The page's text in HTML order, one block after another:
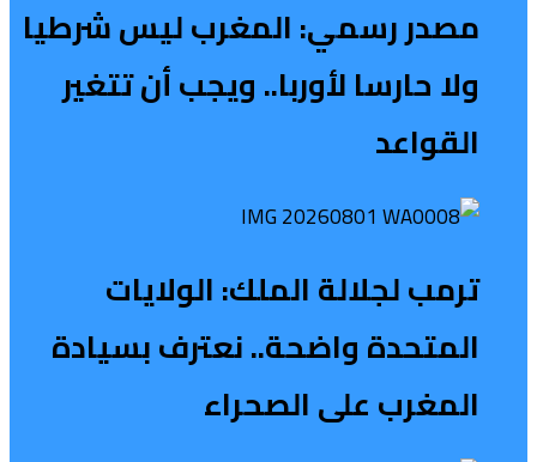
مصدر رسمي: المغرب ليس شرطيا
ولا حارسا لأوربا.. ويجب أن تتغير
القواعد
ترمب لجلالة الملك: الولايات
المتحدة واضحة.. نعترف بسيادة
المغرب على الصحراء